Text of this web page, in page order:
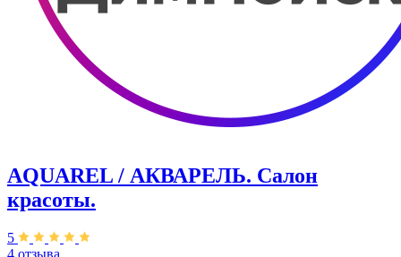
AQUAREL / АКВАРЕЛЬ. Салон
красоты.
5
4 отзыва